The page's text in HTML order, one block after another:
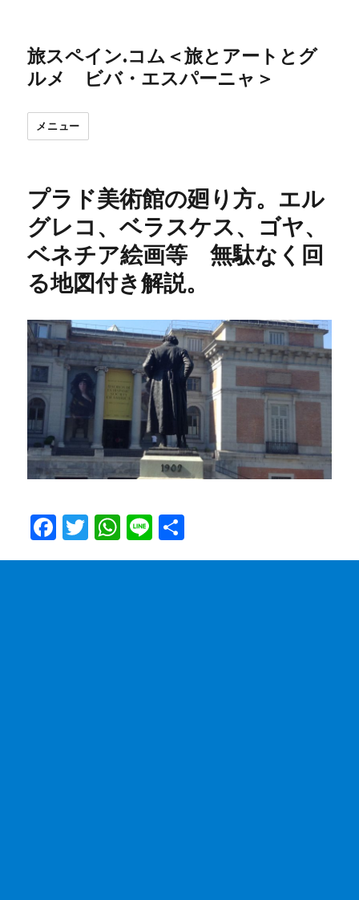
旅スペイン.コム＜旅とアートとグ
ルメ ビバ・エスパーニャ＞
メニュー
プラド美術館の廻り方。エル
グレコ、ベラスケス、ゴヤ、
ベネチア絵画等 無駄なく回
る地図付き解説。
F
a
T
w
W
h
Li
n 有